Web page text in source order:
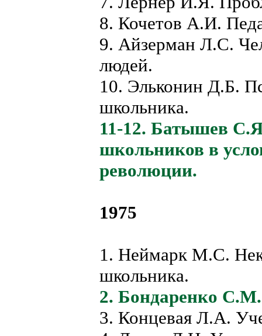
8. Кочетов А.И.
9. Айзерман Л.С.
людей.
10. Эльконин Д.Б.
школьника.
11-12. Батышев
школьников в
революции.
1975
1. Неймарк М.С.
школьника.
2. Бондаренко С.М.
3. Концевая Л.А.